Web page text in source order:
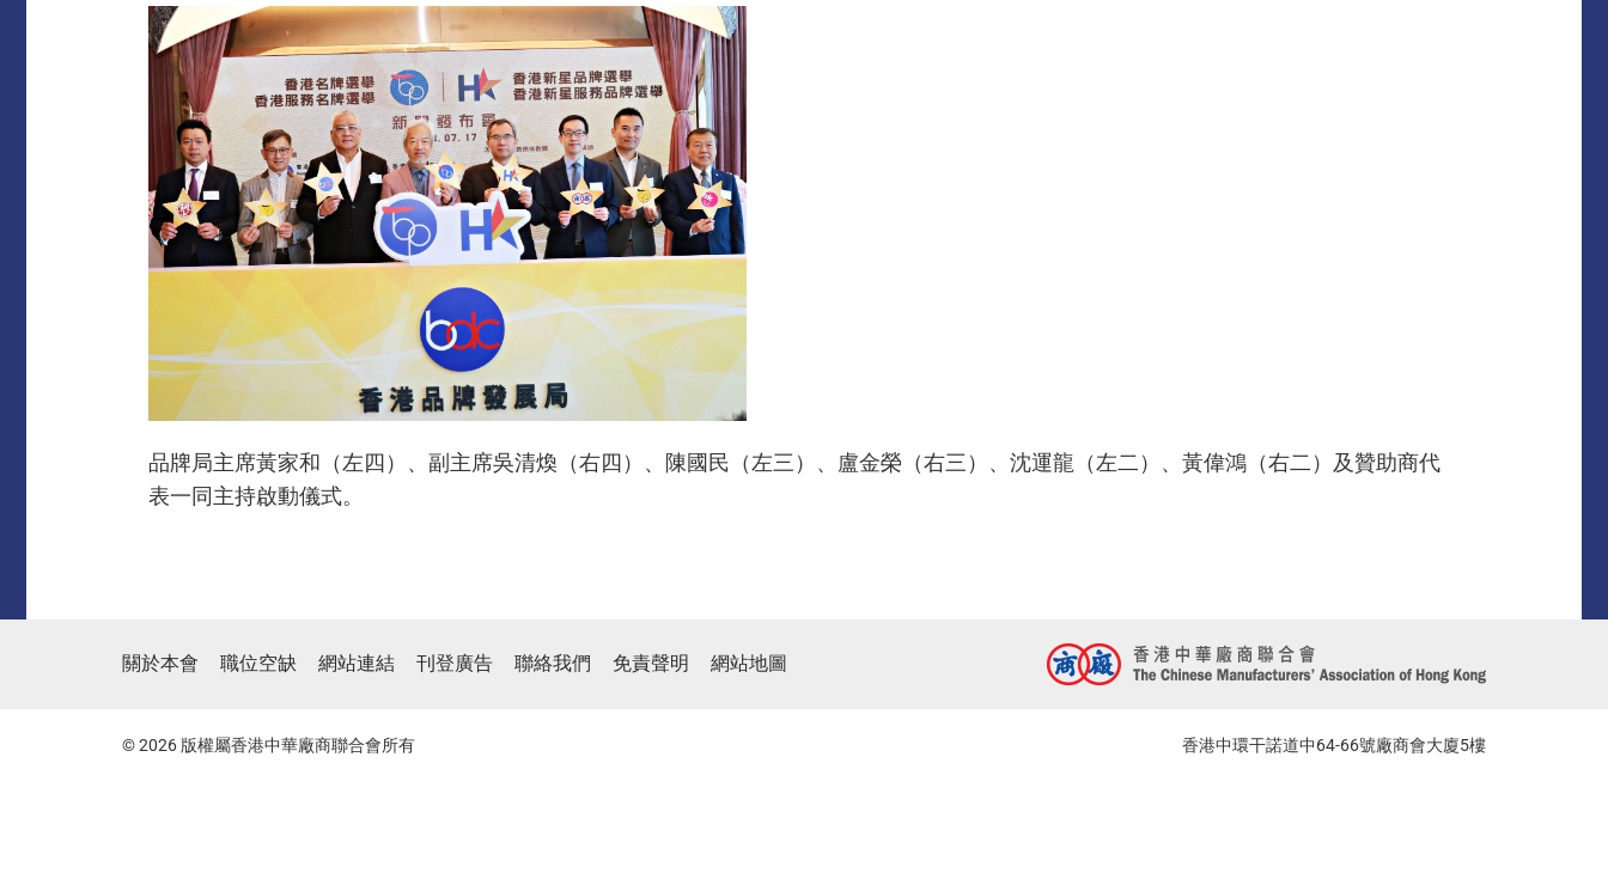
品牌局主席黃家和（左四）、副主席吳清煥（右四）、陳國民（左三）、盧金榮（右三）、沈運龍（左二）、黃偉鴻（右二）及贊助商代
表一同主持啟動儀式。
關於本會 職位空缺 網站連結 刊登廣告 聯絡我們 免責聲明 網站地圖
© 2026 版權屬香港中華廠商聯合會所有 香港中環干諾道中64-66號廠商會大廈5樓